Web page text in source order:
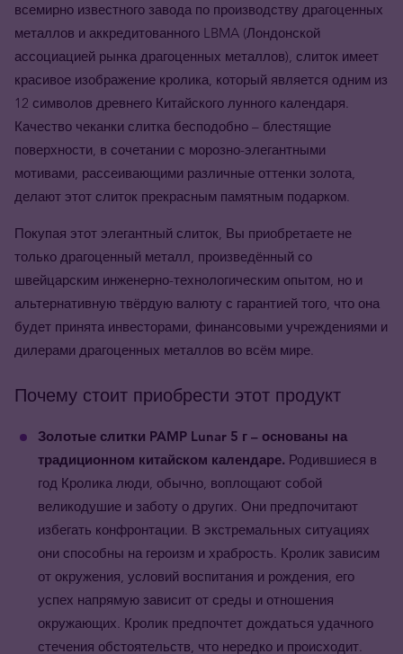
всемирно известного завода по производству драгоценных
металлов и аккредитованного LBMA (Лондонской
ассоциацией рынка драгоценных металлов), слиток имеет
красивое изображение кролика, который является одним из
12 символов древнего Китайского лунного календаря.
Качество чеканки слитка бесподобно – блестящие
поверхности, в сочетании с морозно-элегантными
мотивами, рассеивающими различные оттенки золота,
делают этот слиток прекрасным памятным подарком.
Покупая этот элегантный слиток, Вы приобретаете не
только драгоценный металл, произведённый со
швейцарским инженерно-технологическим опытом, но и
альтернативную твёрдую валюту с гарантией того, что она
будет принята инвесторами, финансовыми учреждениями и
дилерами драгоценных металлов во всём мире.
Почему стоит приобрести этот продукт
Золотые слитки PAMP Lunar 5 г – основаны на
традиционном китайском календаре. Родившиеся в
год Кролика люди, обычно, воплощают собой
великодушие и заботу о других. Они предпочитают
избегать конфронтации. В экстремальных ситуациях
они способны на героизм и храбрость. Кролик зависим
от окружения, условий воспитания и рождения, его
успех напрямую зависит от среды и отношения
окружающих. Кролик предпочтет дождаться удачного
стечения обстоятельств, что нередко и происходит.